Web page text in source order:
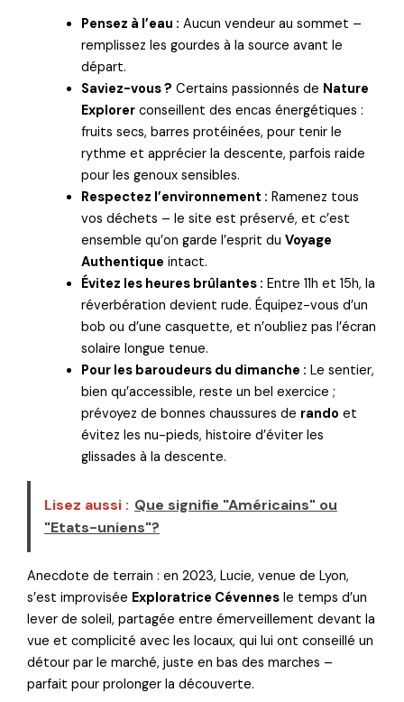
Pensez à l’eau : Aucun vendeur au sommet –
remplissez les gourdes à la source avant le
départ.
Saviez-vous ? Certains passionnés de Nature
Explorer conseillent des encas énergétiques :
fruits secs, barres protéinées, pour tenir le
rythme et apprécier la descente, parfois raide
pour les genoux sensibles.
Respectez l’environnement : Ramenez tous
vos déchets – le site est préservé, et c’est
ensemble qu’on garde l’esprit duVoyage
Authentique intact.
Évitez les heures brûlantes : Entre 11h et 15h, la
réverbération devient rude. Équipez-vous d’un
bob ou d’une casquette, et n’oubliez pas l’écran
solaire longue tenue.
Pour les baroudeurs du dimanche : Le sentier,
bien qu’accessible, reste un bel exercice ;
prévoyez de bonnes chaussures de rando et
évitez les nu-pieds, histoire d’éviter les
glissades à la descente.
Lisez aussi : Que signifie "Américains" ou
"Etats-uniens"?
Anecdote de terrain : en 2023, Lucie, venue de Lyon,
s’est improvisée Exploratrice Cévennes le temps d’un
lever de soleil, partagée entre émerveillement devant la
vue et complicité avec les locaux, qui lui ont conseillé un
détour par le marché, juste en bas des marches –
parfait pour prolonger la découverte.